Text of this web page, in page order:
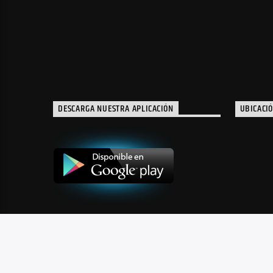
DESCARGA NUESTRA APLICACIÓN